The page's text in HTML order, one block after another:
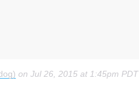
on Jul 26, 2015 at 1:45pm PDT